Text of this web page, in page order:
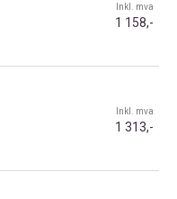
Inkl. mva
1 158,-
Inkl. mva
1 313,-